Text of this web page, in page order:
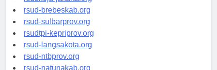
rsudkoja-jakarta.org
rsud-brebeskab.org
rsud-sulbarprov.org
rsudtpi-kepriprov.org
rsud-langsakota.org
rsud-ntbprov.org